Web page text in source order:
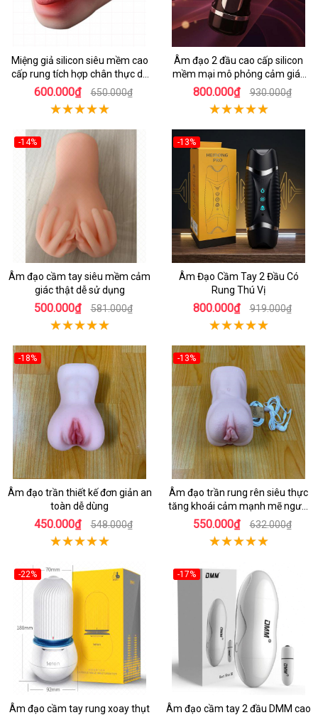
Miệng giả silicon siêu mềm cao
cấp rung tích hợp chân thực dễ
dùng
600.000₫ 650.000₫
Âm đạo 2 đầu cao cấp silicon
mềm mại mô phỏng cảm giác
thật
800.000₫ 930.000₫
-14%
Âm đạo cầm tay siêu mềm cảm
giác thật dễ sử dụng
500.000₫ 581.000₫
-13%
Âm Đạo Cầm Tay 2 Đầu Có
Rung Thú Vị
800.000₫ 919.000₫
-18%
Âm đạo trần thiết kế đơn giản an
toàn dễ dùng
450.000₫ 548.000₫
-13%
Âm đạo trần rung rên siêu thực
tăng khoái cảm mạnh mẽ người
dùng
550.000₫ 632.000₫
-22%
Âm đạo cầm tay rung xoay thụt
-17%
Âm đạo cầm tay 2 đầu DMM cao